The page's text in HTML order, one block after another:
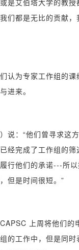
们都是无比的贡献，
认为专家工作组的
进来。
说： “他们曾寻求这
经完成了工作组的筛
行他们的承诺---所
但是时间很短。”
CAPSC 上周将他们的
的工作中，但是同时